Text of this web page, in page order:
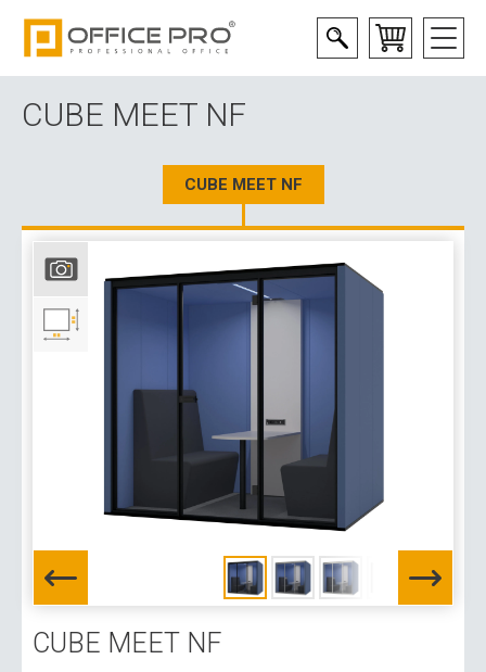
CUBE MEET NF
CUBE MEET NF
CUBE MEET NF